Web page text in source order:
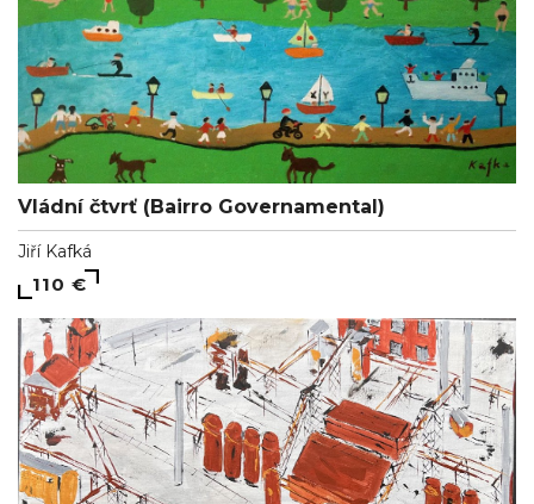
Vládní čtvrť (Bairro Governamental)
Jiří Kafká
110 €